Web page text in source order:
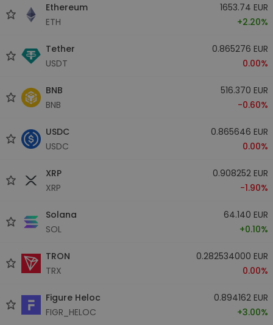
Ethereum
ETH
1653.74 EUR
+2.20%
Tether
USDT
0.865276 EUR
0.00%
BNB
BNB
516.370 EUR
-0.60%
USDC
USDC
0.865646 EUR
0.00%
XRP
XRP
0.908252 EUR
-1.90%
Solana
SOL
64.140 EUR
+0.10%
TRON
TRX
0.282534000 EUR
0.00%
Figure Heloc
FIGR_HELOC
0.894162 EUR
+3.00%